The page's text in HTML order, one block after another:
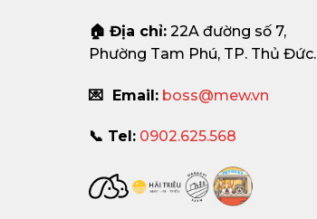
🏠 Địa chỉ: 22A đường số 7,
Phường Tam Phú, TP. Thủ Đức.
💌 Email: boss@mew.vn
📞 Tel: 0902.625.568